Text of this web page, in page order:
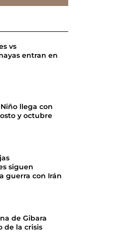
vs
entran en
llega con
y octubre
siguen
guerra con Irán
de Gibara
de la crisis